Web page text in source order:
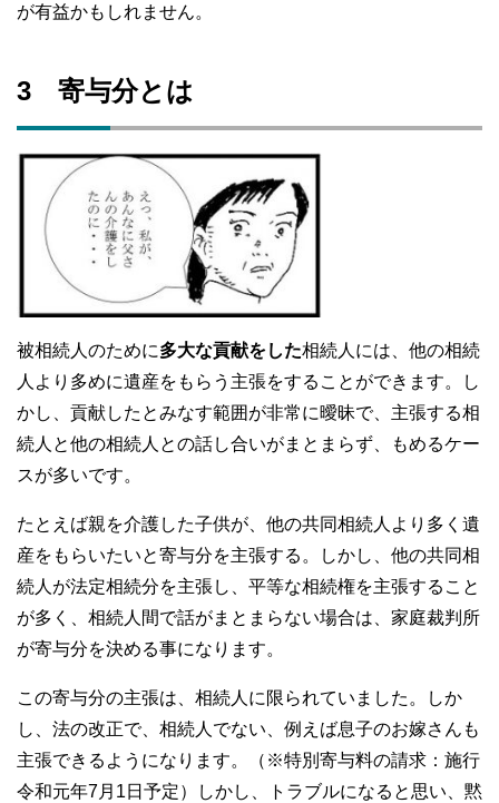
が有益かもしれません。
3 寄与分とは
被相続人のために多大な貢献をした相続人には、他の相続
人より多めに遺産をもらう主張をすることができます。し
かし、貢献したとみなす範囲が非常に曖昧で、主張する相
続人と他の相続人との話し合いがまとまらず、もめるケー
スが多いです。
たとえば親を介護した子供が、他の共同相続人より多く遺
産をもらいたいと寄与分を主張する。しかし、他の共同相
続人が法定相続分を主張し、平等な相続権を主張すること
が多く、相続人間で話がまとまらない場合は、家庭裁判所
が寄与分を決める事になります。
この寄与分の主張は、相続人に限られていました。しか
し、法の改正で、相続人でない、例えば息子のお嫁さんも
主張できるようになります。（※特別寄与料の請求：施行
令和元年7月1日予定）しかし、トラブルになると思い、黙